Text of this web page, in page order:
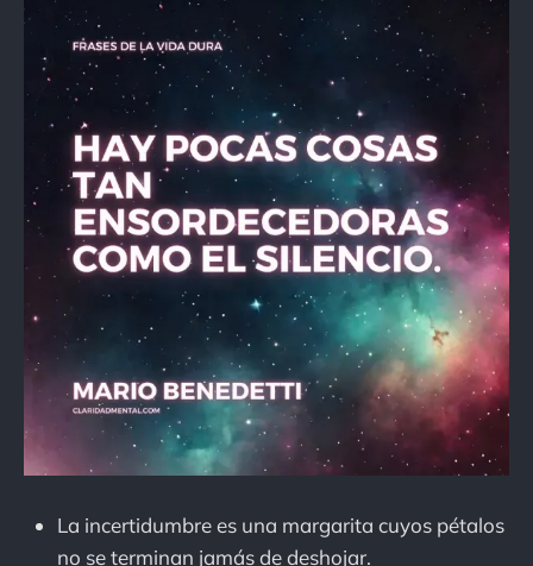
La incertidumbre es una margarita cuyos pétalos
no se terminan jamás de deshojar.